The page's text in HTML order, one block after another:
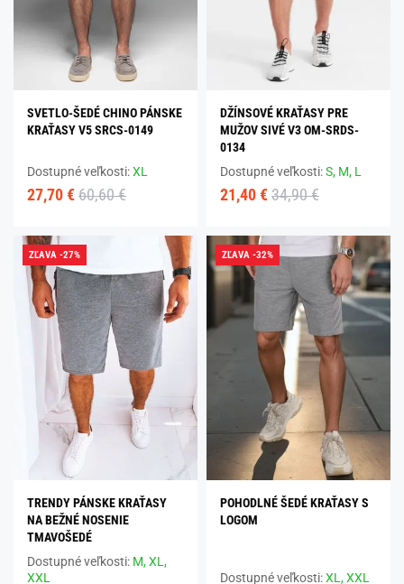
SVETLO-ŠEDÉ CHINO PÁNSKE
KRAŤASY V5 SRCS-0149
Dostupné veľkosti:XL
27,70 € 60,60 €
DŽÍNSOVÉ KRAŤASY PRE
MUŽOV SIVÉ V3 OM-SRDS-
0134
Dostupné veľkosti:S, M, L
21,40 € 34,90 €
ZĽAVA -27%
TRENDY PÁNSKE KRAŤASY
NA BEŽNÉ NOSENIE
TMAVOŠEDÉ
Dostupné veľkosti: M,XL,
XXL
ZĽAVA -32%
POHODLNÉ ŠEDÉ KRAŤASY S
LOGOM
Dostupné veľkosti:XL,XXL